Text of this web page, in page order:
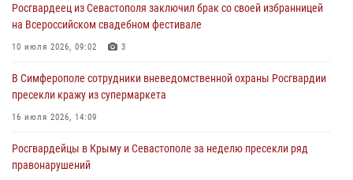
30 июля 2026, 12:13
Росгвардеец из Севастополя заключил брак со своей избранницей
на Всероссийском свадебном фестивале
10 июля 2026, 09:02 3
В Симферополе сотрудники вневедомственной охраны Росгвардии
пресекли кражу из супермаркета
16 июля 2026, 14:09
Росгвардейцы в Крыму и Севастополе за неделю пресекли ряд
правонарушений